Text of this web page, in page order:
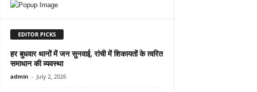
EDITOR PICKS
हर बुधवार थानों में जन सुनवाई, रांची में शिकायतों के त्वरित
समाधान की व्यवस्था
admin - July 2, 2026